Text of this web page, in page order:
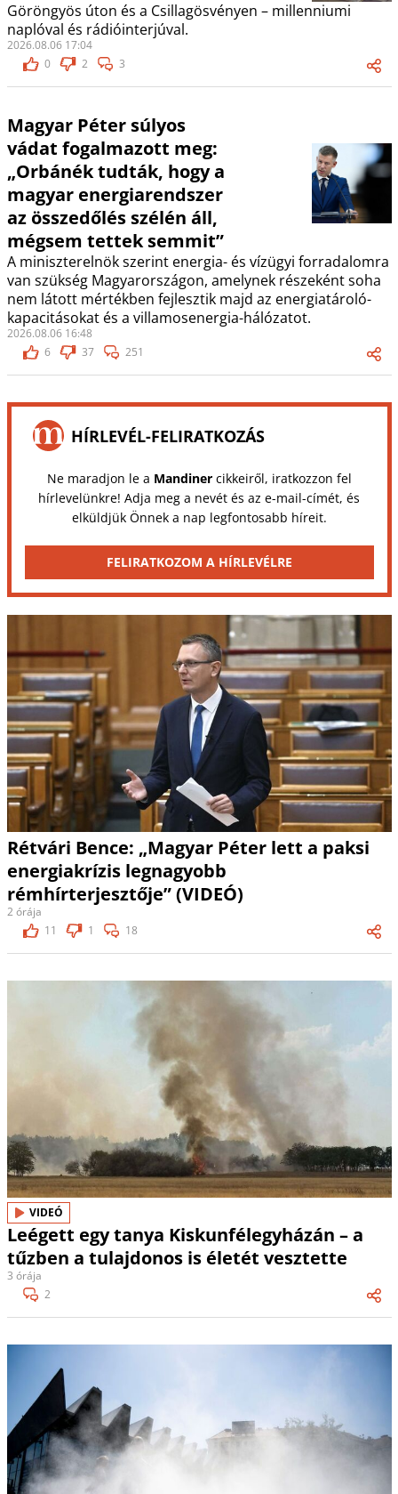
Göröngyös úton és a Csillagösvényen – millenniumi
naplóval és rádióinterjúval.
2026.08.06 17:04
0
2 3
Magyar Péter súlyos
vádat fogalmazott meg:
„Orbánék tudták, hogy a
magyar energiarendszer
az összedőlés szélén áll,
mégsem tettek semmit”
A miniszterelnök szerint energia- és vízügyi forradalomra
van szükség Magyarországon, amelynek részeként soha
nem látott mértékben fejlesztik majd az energiatároló-
kapacitásokat és a villamosenergia-hálózatot.
2026.08.06 16:48
6
37 251
HÍRLEVÉL-FELIRATKOZÁS
Ne maradjon le a Mandinercikkeiről, iratkozzon fel
hírlevelünkre! Adja meg a nevét és az e-mail-címét, és
elküldjük Önnek a nap legfontosabb híreit.
FELIRATKOZOM A HÍRLEVÉLRE
Rétvári Bence: „Magyar Péter lett a paksi
energiakrízis legnagyobb
rémhírterjesztője” (VIDEÓ)
2 órája
11
1 18
VIDEÓ
Leégett egy tanya Kiskunfélegyházán – a
tűzben a tulajdonos is életét vesztette
3 órája
2